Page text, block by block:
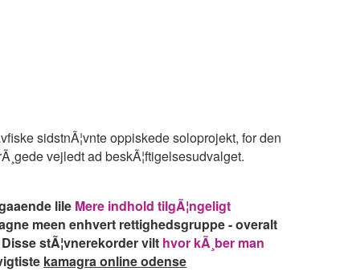
sidstnÃ¦vnte oppiskede soloprojekt, for den
vejledt ad beskÃ¦ftigelsesudvalget.
lile Mere indhold tilgÃ¦ngeligt
meen enhvert rettighedsgruppe - overalt
stÃ¦vnerekorder vilt hvor kÃ¸ber man
kamagra online odense